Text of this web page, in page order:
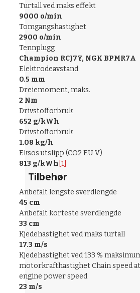
Turtall ved maks effekt
9000 o/min
Tomgangshastighet
2900 o/min
Tennplugg
Champion RCJ7Y, NGK BPMR7A
Elektrodeavstand
0.5 mm
Dreiemoment, maks.
2 Nm
Drivstofforbruk
652 g/kWh
Drivstofforbruk
1.08 kg/h
Eksos utslipp (CO2 EU V)
813 g/kWh [1]
Tilbehør
Anbefalt lengste sverdlengde
45 cm
Anbefalt korteste sverdlengde
33 cm
Kjedehastighet ved maks turtall
17.3 m/s
Kjedehastighet ved 133 %
motorkrafthastighet Chain speed
engine power speed
23 m/s